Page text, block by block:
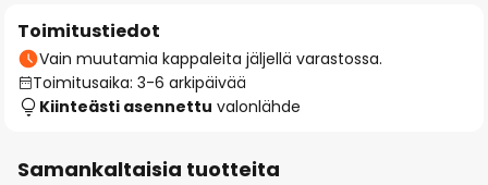
Toimitustiedot
Vain muutamia kappaleita jäljellä varastossa.
Toimitusaika: 3-6 arkipäivää
Kiinteästi asennettu valonlähde
Samankaltaisia tuotteita